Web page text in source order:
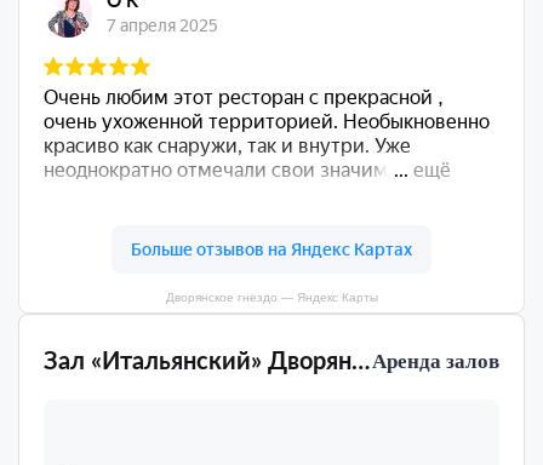
Зал «Итальянский» Дворянское гнездоАренда залов
Дворянское гнездо — Яндекс Карты